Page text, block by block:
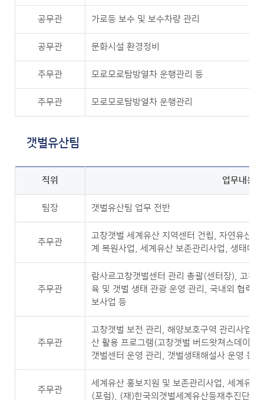
공무관 가로등 보수 및 보수차량 관리
공무관 문화시설 환경정비
주무관 모로모로탐방열차 운행관리 등
주무관 모로모로탐방열차 운행관리
갯벌유산팀
직위 업무내용
팀장 갯벌유산팀 업무 전반
주무관
고창갯벌 세계유산 지역센터 건립, 자연유산
계 복원사업, 세계유산 보존관리사업, 생태마
주무관
람사르고창갯벌센터 관리 총괄(센터장), 고창
육 및 갯벌 생태 관광 운영 관리, 국내외 협력
보사업 등
주무관
고창갯벌 보전 관리, 해양보호구역 관리사업,
산 활용 프로그램(고창갯벌 버드왓쳐스데이,
갯벌센터 운영 관리, 갯벌생태해설사 운영 등
주무관
세계유산 홍보지원 및 보존관리사업, 세계유
(포럼), (재)한국의갯벌세계유산등재추진단 운